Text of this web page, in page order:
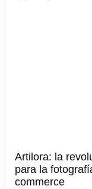
Artilora: la
para la
commerce